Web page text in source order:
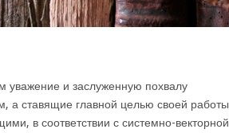
и заслуженную похвалу
а ставящие главной целью своей работы
в соответствии с системно-векторной